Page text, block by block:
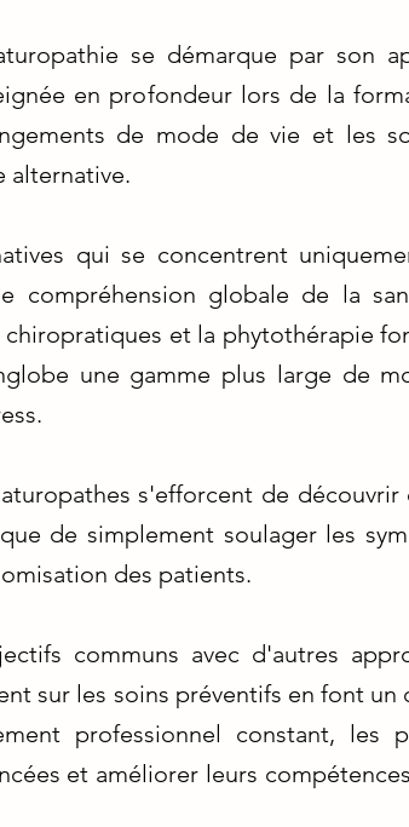
se démarque par son
en profondeur lors de la
de mode de vie et les
alternative.
qui se concentrent
compréhension globale de la
et la phytothérapie
une gamme plus large de
s'efforcent de découvrir
de simplement soulager les
des patients.
communs avec d'autres
sur les soins préventifs en font un
professionnel constant, les
et améliorer leurs